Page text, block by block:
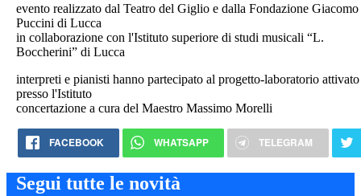
evento realizzato dal Teatro del Giglio e dalla Fondazione Giacomo
Puccini di Lucca
in collaborazione con l'Istituto superiore di studi musicali “L.
Boccherini” di Lucca
interpreti e pianisti hanno partecipato al progetto-laboratorio attivato
presso l'Istituto
concertazione a cura del Maestro Massimo Morelli
FACEBOOK WHATSAPP TELEGRAM
Segui tutte le novità